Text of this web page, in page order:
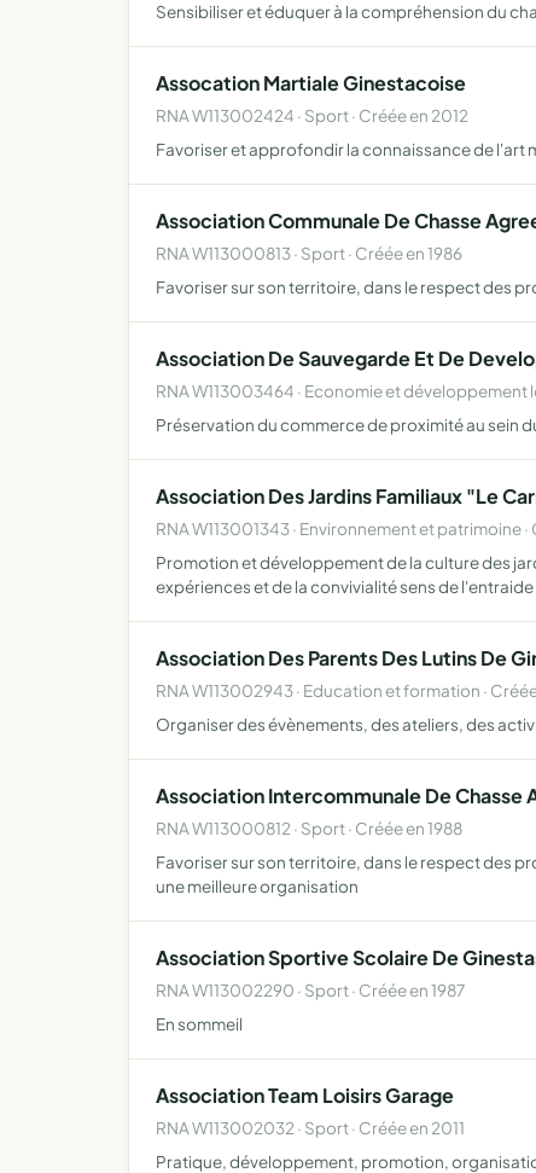
Sensibiliser et éduquer à la compréhension du
Assocation Martiale Ginestacoise
RNA W113002424 · Sport · Créée en 2012
Favoriser et approfondir la connaissance de l'art
Association Communale De Chasse
RNA W113000813 · Sport · Créée en 1986
Favoriser sur son territoire, dans le respect des
Association De Sauvegarde Et De
RNA W113003464 · Economie et développement
Préservation du commerce de proximité au sein
Association Des Jardins Familiaux "Le
RNA W113001343 · Environnement et patrimoine
Promotion et développement de la culture des
expériences et de la convivialité sens de l'entraide
Association Des Parents Des Lutins De
RNA W113002943 · Education et formation ·
Organiser des évènements, des ateliers, des
Association Intercommunale De Chasse
RNA W113000812 · Sport · Créée en 1988
Favoriser sur son territoire, dans le respect des
une meilleure organisation
Association Sportive Scolaire De
RNA W113002290 · Sport · Créée en 1987
En sommeil
Association Team Loisirs Garage
RNA W113002032 · Sport · Créée en 2011
Pratique, développement, promotion,